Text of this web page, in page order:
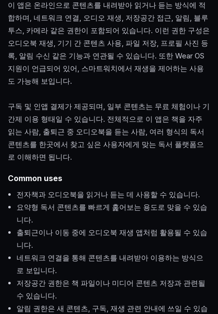
이 앱은 온라인으로 콘텐츠를 내려받아 읽거나 듣는 방식에 적
합하며, 네트워크 연결, 오디오 재생, 저장공간 접근, 알림, 블루
투스, 카메라 같은 권한이 포함되어 있습니다. 이런 권한 구성은
오디오북 재생, 기기 간 콘텐츠 사용, 파일 저장, 프로필 사진 등
록, 알림 수신 같은 기능과 연관될 수 있습니다. 또한 Wear OS
지원이 언급되어 있어, 스마트워치에서 재생을 제어하는 사용
도 가능해 보입니다.
구독 및 인앱 결제가 제공되며, 일부 콘텐츠는 무료 체험이나 기
간제 이용 형태일 수 있습니다. 전체적으로 이 앱은 책을 자주
읽는 사람, 출퇴근 중 오디오북을 듣는 사람, 여러 형식의 독서
콘텐츠를 한곳에서 찾고 싶은 사용자에게 맞는 독서 플랫폼으
로 이해하면 됩니다.
Common uses
전자책과 오디오북을 읽거나 듣는 데 사용할 수 있습니다.
요약형 독서 콘텐츠를 빠르게 훑어보는 용도로 맞을 수 있습
니다.
출퇴근이나 이동 중에 오디오북 재생 앱처럼 활용될 수 있습
니다.
네트워크 연결을 통해 콘텐츠를 내려받아 이용하는 방식으
로 보입니다.
저장공간 권한은 책 파일이나 미디어 콘텐츠 저장과 관련될
수 있습니다.
알림 권한은 새 콘텐츠, 구독, 재생 관련 안내에 쓰일 수 있습